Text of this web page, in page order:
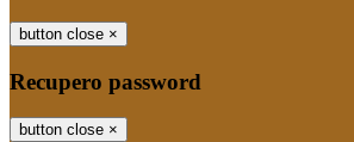
button close ×
Recupero password
button close ×